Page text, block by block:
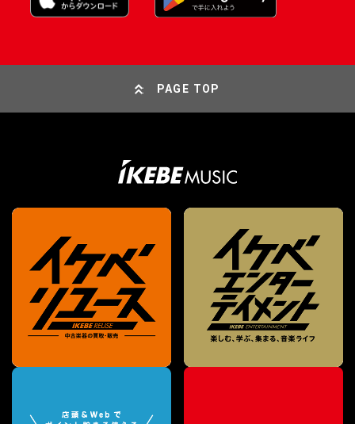
PAGE TOP